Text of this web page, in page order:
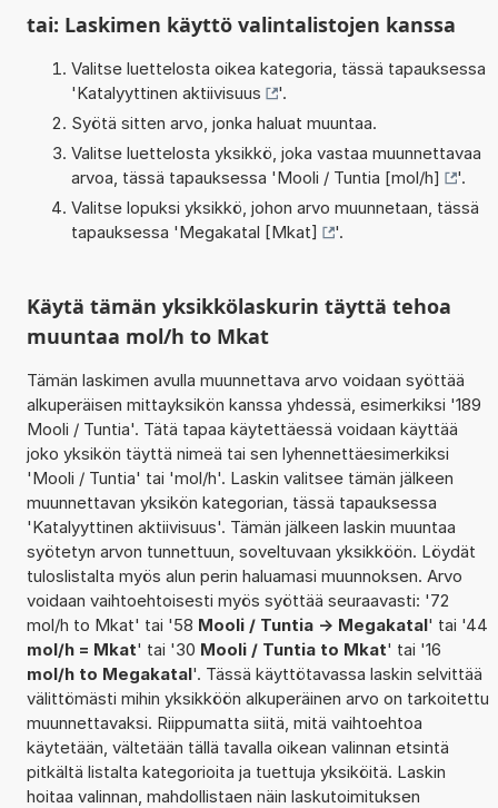
tai: Laskimen käyttö valintalistojen kanssa
Valitse luettelosta oikea kategoria, tässä tapauksessa
'Katalyyttinen aktiivisuus
'.
Syötä sitten arvo, jonka haluat muuntaa.
Valitse luettelosta yksikkö, joka vastaa muunnettavaa
arvoa, tässä tapauksessa 'Mooli / Tuntia [mol/h]
'.
Valitse lopuksi yksikkö, johon arvo muunnetaan, tässä
tapauksessa 'Megakatal [Mkat] '.
Käytä tämän yksikkölaskurin täyttä tehoa
muuntaa mol/h to Mkat
Tämän laskimen avulla muunnettava arvo voidaan syöttää
alkuperäisen mittayksikön kanssa yhdessä, esimerkiksi '189
Mooli / Tuntia'. Tätä tapaa käytettäessä voidaan käyttää
joko yksikön täyttä nimeä tai sen lyhennettäesimerkiksi
'Mooli / Tuntia' tai 'mol/h'. Laskin valitsee tämän jälkeen
muunnettavan yksikön kategorian, tässä tapauksessa
'Katalyyttinen aktiivisuus'. Tämän jälkeen laskin muuntaa
syötetyn arvon tunnettuun, soveltuvaan yksikköön. Löydät
tuloslistalta myös alun perin haluamasi muunnoksen. Arvo
voidaan vaihtoehtoisesti myös syöttää seuraavasti: '72
mol/h to Mkat' tai '58 Mooli / Tuntia -> Megakatal' tai '44
mol/h = Mkat' tai '30 Mooli / Tuntia to Mkat' tai '16
mol/h to Megakatal'. Tässä käyttötavassa laskin selvittää
välittömästi mihin yksikköön alkuperäinen arvo on tarkoitettu
muunnettavaksi. Riippumatta siitä, mitä vaihtoehtoa
käytetään, vältetään tällä tavalla oikean valinnan etsintä
pitkältä listalta kategorioita ja tuettuja yksiköitä. Laskin
hoitaa valinnan, mahdollistaen näin laskutoimituksen